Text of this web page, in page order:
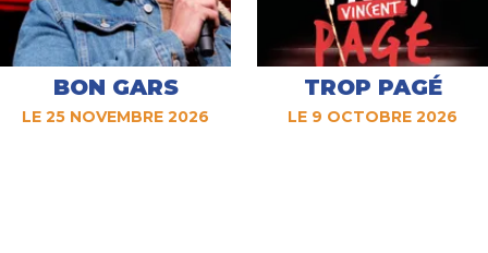
BON GARS
LE 25 NOVEMBRE 2026
TROP PAGÉ
LE 9 OCTOBRE 2026